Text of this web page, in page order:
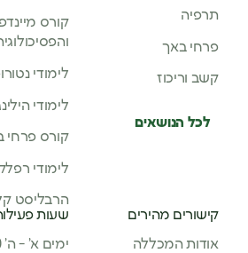
תרפיה
פרחי באך
קשב וריכוז
לכל הנושאים
קורס
לימודי
לימודי
קורס פרחי
לימודי
הרבליסט
קישורים מהירים
אודות המכללה
שעות
ימים א’ - ה’ 08:00-19:30